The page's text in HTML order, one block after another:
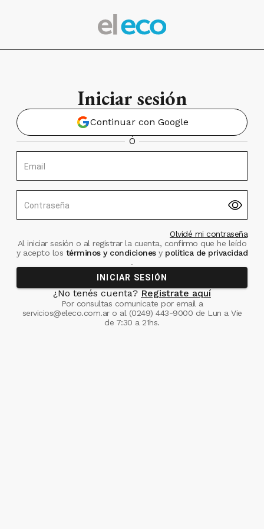
Iniciar sesión
Continuar con Google
Ó
Email
Contraseña
Olvidé mi contraseña
Al iniciar sesión o al registrar la cuenta, confirmo que he leído
y acepto los términos y condiciones ypolítica de privacidad
.
INICIAR SESIÓN
¿No tenés cuenta? Registrate aquí
Por consultas comunicate por email a
servicios@eleco.com.aro al (0249) 443-9000 de Lun a Vie
de 7:30 a 21hs.